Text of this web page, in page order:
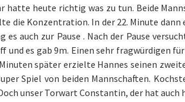
hatte heute richtig was zu tun. Beide
die Konzentration. In der 22. Minute dann
es auch zur Pause . Nach der Pause
und es gab 9m. Einen sehr fragwürdigen
später erzielte Hannes seinen
Spiel von beiden Mannschaften.
unser Torwart Constantin, der hat auch